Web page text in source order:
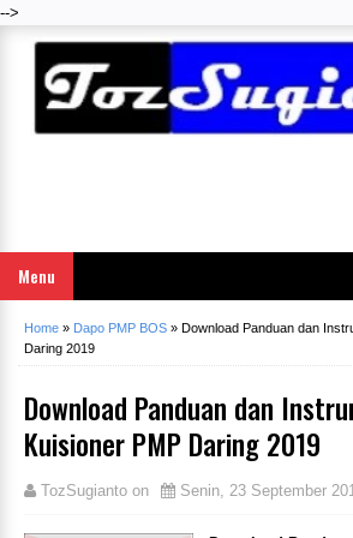
-->
Menu
Home » Dapo PMP BOS » Download Panduan dan
Daring 2019
Download Panduan dan
Kuisioner PMP Daring 2019
TozSugianto on Senin, 23 September